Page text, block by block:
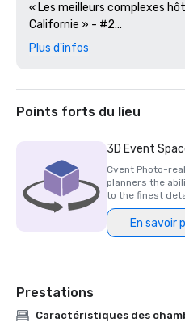
« Les meilleurs complexes
Californie » - #2
Unis
#1 sur les parcours de golf de
Magazine de voyage de luxe
Les hôtels les plus
Prix du restaurant Wine
Prix d'excellence Best of
Plus d'infos
Points forts du lieu
3D Event
Cvent Photo-
planners the
to the finest
En savoir
Prestations
Caractéristiques des